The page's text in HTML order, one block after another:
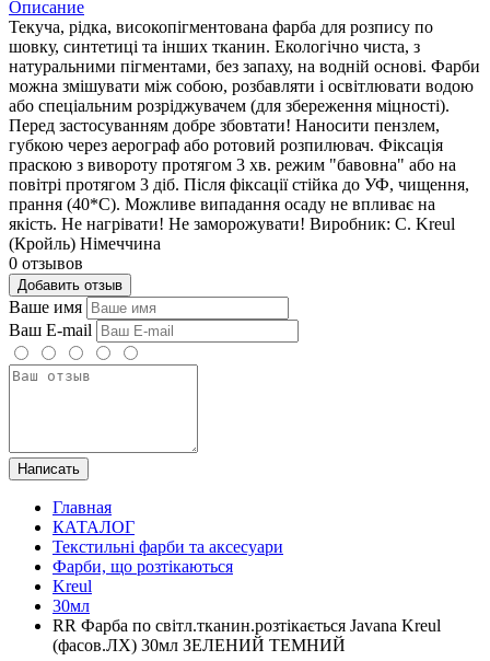
Описание
Текуча, рідка, високопігментована фарба для розпису по
шовку, синтетиці та інших тканин. Екологічно чиста, з
натуральними пігментами, без запаху, на водній основі. Фарби
можна змішувати між собою, розбавляти і освітлювати водою
або спеціальним розріджувачем (для збереження міцності).
Перед застосуванням добре збовтати! Наносити пензлем,
губкою через аерограф або ротовий розпилювач. Фіксація
праскою з вивороту протягом 3 хв. режим "бавовна" або на
повітрі протягом 3 діб. Після фіксації стійка до УФ, чищення,
прання (40*С). Можливе випадання осаду не впливає на
якість. Не нагрівати! Не заморожувати! Виробник: С. Kreul
(Кройль) Німеччина
0 отзывов
Добавить отзыв
Ваше имя
Ваш E-mail
Написать
Главная
КАТАЛОГ
Текстильні фарби та аксесуари
Фарби, що розтікаються
Kreul
30мл
RR Фарба по світл.тканин.розтікається Javana Kreul
(фасов.ЛХ) 30мл ЗЕЛЕНИЙ ТЕМНИЙ